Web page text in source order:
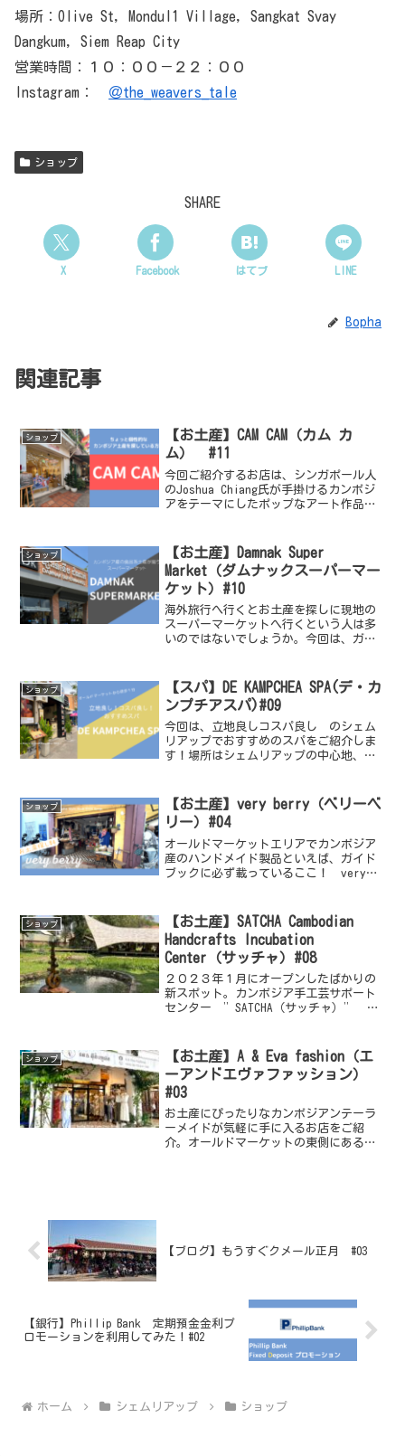
場所：Olive St, Mondul1 Village, Sangkat Svay
Dangkum, Siem Reap City
営業時間：１０：００－２２：００
Instagram： ＠the_weavers_tale
ショップ
SHARE
X Facebook はてブ LINE
Bopha
関連記事
ショップ
【お土産】CAM CAM（カム カ
ム） #11
今回ご紹介するお店は、シンガポール人
のJoshua Chiang氏が手掛けるカンボジ
アをテーマにしたポップなアート作品の
SATUなどの取扱店でしたか買えなかった
彼...
ショップ
【お土産】Damnak Super
Market（ダムナックスーパーマー
ケット）#10
海外旅行へ行くとお土産を探しに現地の
スーパーマーケットへ行くという人は多
いのではないでしょうか。今回は、ガイ
ットDamnak Super Market（ダムナック
スーパ...
ショップ
【スパ】DE KAMPCHEA SPA(デ・カ
ンプチアスパ)#09
今回は、立地良しコスパ良し のシェム
リアップでおすすめのスパをご紹介しま
す！場所はシェムリアップの中心地、オ
パ)です。両サイドに両替屋さん、スニー
カーショ...
ショップ
【お土産】very berry（ベリーベ
リー）#04
オールドマーケットエリアでカンボジア
産のハンドメイド製品といえば、ガイド
ブックに必ず載っているここ！ very
うセレクトショップです。【お土産探し
#3】でご紹介...
ショップ
【お土産】SATCHA​​ Cambodian
Handcrafts Incubation
Center（サッチャ）#08
２０２３年１月にオープンしたばかりの
新スポット。カンボジア手工芸サポート
センター ”SATCHA（サッチャ）” を
を」をミッションに掲げるカンボジア手
工芸の支援セ...
ショップ
【お土産】A & Eva fashion（エ
ーアンドエヴァファッション）
#03
お土産にぴったりなカンボジアンテーラ
ーメイドが気軽に手に入るお店をご紹
介。オールドマーケットの東側にある
【ブログ】もうすぐクメール正月 #03
【銀行】Phillip Bank 定期預金金利プ
ロモーションを利用してみた！#02
ホーム シェムリアップ ショップ